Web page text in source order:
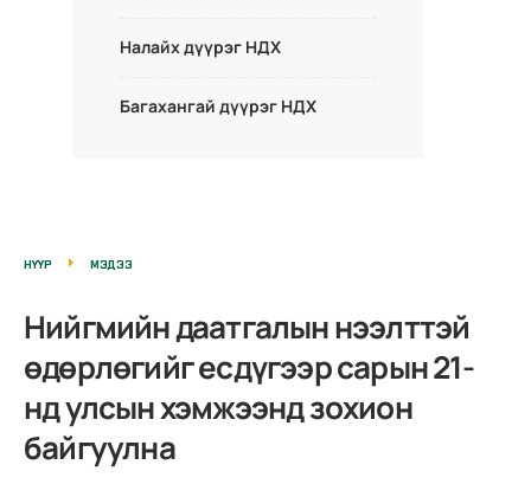
Налайх дүүрэг НДХ
Багахангай дүүрэг НДХ
НҮҮР МЭДЭЭ
Нийгмийн даатгалын нээлттэй
өдөрлөгийг есдүгээр сарын 21-
нд улсын хэмжээнд зохион
байгуулна